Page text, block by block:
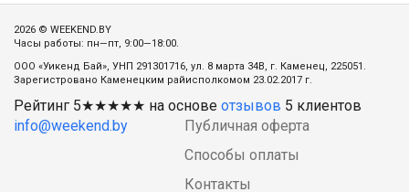
2026 © WEEKEND.BY
Часы работы: пн—пт, 9:00—18:00.
ООО «Уикенд Бай», УНП 291301716, ул. 8 марта 34В, г. Каменец, 225051.
Зарегистровано Каменецким райисполкомом 23.02.2017 г.
Рейтинг 5★★★★★ на основе отзывов 5 клиентов
info@weekend.by
Публичная оферта
Способы оплаты
Контакты